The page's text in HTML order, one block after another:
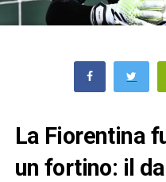
La Fiorentina
un fortino: il